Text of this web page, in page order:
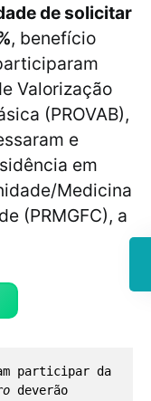
de solicitar
, benefício
Valorização
(PROVAB),
e
em
Medicina
(PRMGFC), a
participar da
deverão